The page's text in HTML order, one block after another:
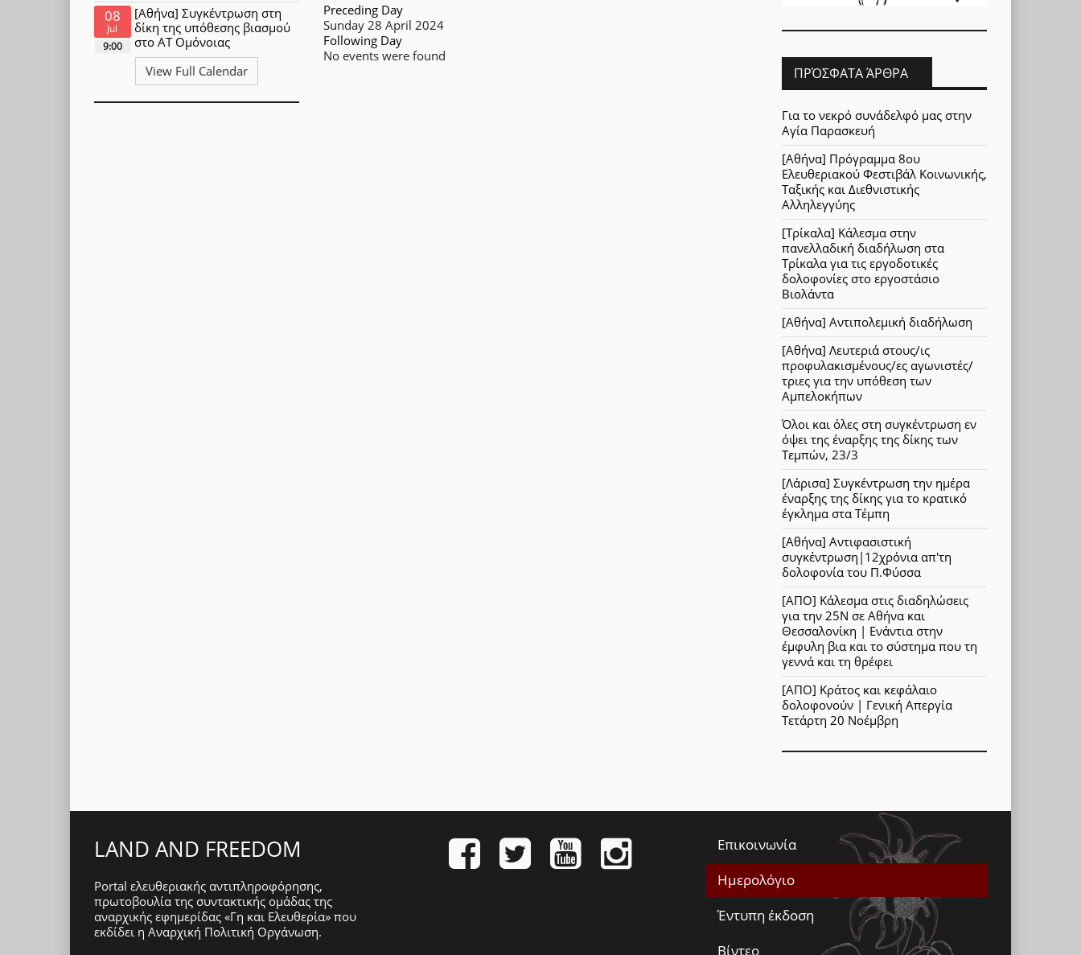
Preceding Day
Sunday 28 April 2024
Following Day
No events were found
08
Jul
9:00
[Αθήνα] Συγκέντρωση στη
δίκη της υπόθεσης βιασμού
στο ΑΤ Ομόνοιας
View Full Calendar
ΠΡΌΣΦΑΤΑ ΆΡΘΡΑ
Για το νεκρό συνάδελφό μας στην
Αγία Παρασκευή
[Αθήνα] Πρόγραμμα 8ου
Ελευθεριακού Φεστιβάλ Κοινωνικής,
Ταξικής και Διεθνιστικής
Αλληλεγγύης
[Τρίκαλα] Κάλεσμα στην
πανελλαδική διαδήλωση στα
Τρίκαλα για τις εργοδοτικές
δολοφονίες στο εργοστάσιο
Βιολάντα
[Αθήνα] Αντιπολεμική διαδήλωση
[Αθήνα] Λευτεριά στους/ις
προφυλακισμένους/ες αγωνιστές/
τριες για την υπόθεση των
Αμπελοκήπων
Όλοι και όλες στη συγκέντρωση εν
όψει της έναρξης της δίκης των
Τεμπών, 23/3
[Λάρισα] Συγκέντρωση την ημέρα
έναρξης της δίκης για το κρατικό
έγκλημα στα Τέμπη
[Αθήνα] Αντιφασιστική
συγκέντρωση|12χρόνια απ'τη
δολοφονία του Π.Φύσσα
[ΑΠΟ] Κάλεσμα στις διαδηλώσεις
για την 25Ν σε Αθήνα και
Θεσσαλονίκη | Ενάντια στην
έμφυλη βια και το σύστημα που τη
γεννά και τη θρέφει
[ΑΠΟ] Κράτος και κεφάλαιο
δολοφονούν | Γενική Απεργία
Τετάρτη 20 Νοέμβρη
LAND AND FREEDOM
Portal ελευθεριακής αντιπληροφόρησης,
πρωτοβουλία της συντακτικής ομάδας της
αναρχικής εφημερίδας «Γη και Ελευθερία» που
εκδίδει η Αναρχική Πολιτική Οργάνωση.
Επικοινωνία
Ημερολόγιο
Έντυπη έκδοση
Βίντεο